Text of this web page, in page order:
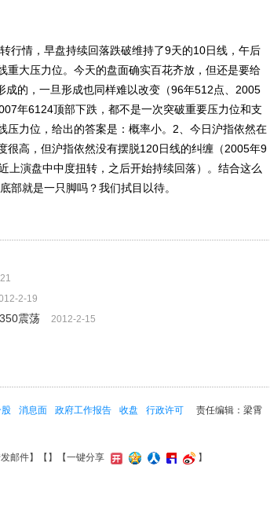
情，早盘持续回落跌破维持了9天的10日线，午后
重大压力位。今天的盘面确实百花齐放，但还是要给
的，一旦形成也同样难以改变（96年512点、2005
年6124顶部下跌，都不是一次突破重要压力位和支
力位，给出的答案是：概率小。2、今日沪指依然在
很高，但沪指依然没有摆脱120日线的纠缠（2005年9
上演盘中中度扭转，之后开始持续回落）。结合这么
底部就是一只脚吗？我们拭目以待。
2-19
震荡 2012-2-15
责任编辑：梁霄
消息面 政府工作报告 收盘
行政许可
邮件】【 】 【一键分享 】